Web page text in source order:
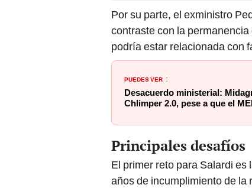
Por su parte, el exministro
contraste con la
podría estar relacionada con
PUEDES VER :
Desacuerdo ministerial:
Chlimper 2.0, pese a que el
Principales desafíos
El primer reto para Salardi es
años de incumplimiento de la